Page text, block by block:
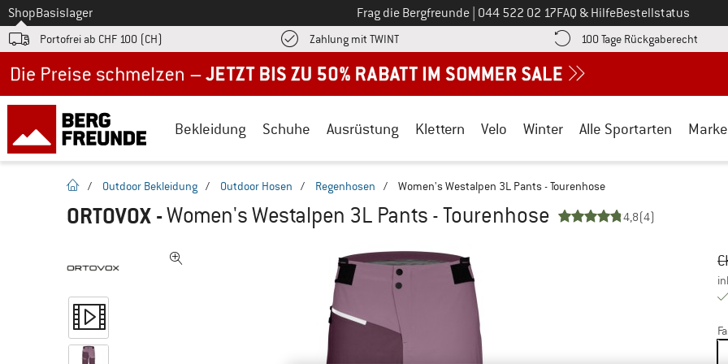
Zum
ShopBasislager Frag die Bergfreunde Ruf uns an unter
044 522 02 17FAQ & HilfeBestellstatus
Portofrei ab CHF 100 (CH) Zahlung mit TWINTFinde die Zahlungs-Infos hier! Öffnet sich in einer Infobox
100 Tage Rückgaberecht
Bekleidung Schuhe Ausrüstung Klettern Velo Winter Alle Sportarten
Startseite
/ Outdoor Bekleidung / Outdoor Hosen / Regenhosen / Women's Westalpen 3L Pants - Tourenhose
ORTOVOX -Women's Westalpen 3L Pants - Tourenhose 4,8(4)